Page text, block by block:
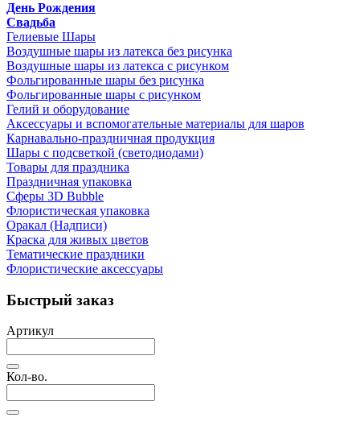
День Рождения
Свадьба
Гелиевые Шары
Воздушные шары из латекса без рисунка
Воздушные шары из латекса с рисунком
Фольгированные шары без рисунка
Фольгированные шары с рисунком
Гелий и оборудование
Аксессуары и вспомогательные материалы для шаров
Карнавально-праздничная продукция
Шары с подсветкой (светодиодами)
Товары для праздника
Праздничная упаковка
Сферы 3D Bubble
Флористическая упаковка
Оракал (Надписи)
Краска для живых цветов
Тематические праздники
Флористические аксессуары
Быстрый заказ
Артикул
Кол-во.